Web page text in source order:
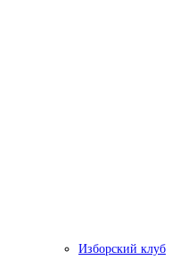
Изборский клуб